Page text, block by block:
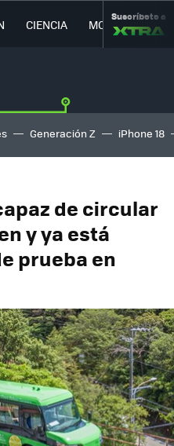
CIENCIA MOVILIDAD
Suscríbete a
Generación Z iPhone 18
de circular
y ya está
prueba en